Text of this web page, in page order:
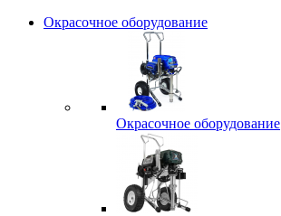
Окрасочное оборудование
Окрасочное оборудование